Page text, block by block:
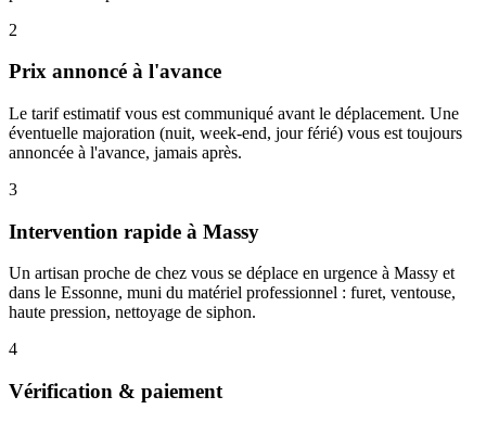
2
Prix annoncé à l'avance
Le tarif estimatif vous est communiqué avant le déplacement. Une
éventuelle majoration (nuit, week-end, jour férié) vous est toujours
annoncée à l'avance, jamais après.
3
Intervention rapide à Massy
Un artisan proche de chez vous se déplace en urgence à Massy et
dans le Essonne, muni du matériel professionnel : furet, ventouse,
haute pression, nettoyage de siphon.
4
Vérification & paiement